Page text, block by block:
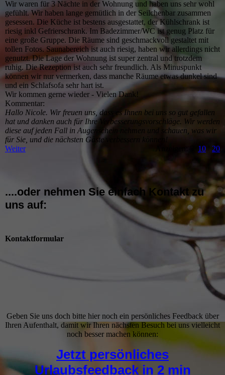
Wir waren für 3 Nächte in der Wohnung und haben uns sehr wohl
gefühlt. Wir haben lange gemütlich in der Seilchenbar zusammen
gesessen. Die Küche ist bestens ausgestattet, der Kühlschrank ist
riesig inkl Gefrierschrank. Im Badezimmer/WC ist genug Platz für
eine große Gruppe. Die Räume sind geschmackvoll gestaltet mit
tollen Fotos. Saunabereich ist auch riesig, haben wir allerdings nicht
genutzt. Die Lage der Wohnung ist super zentral und trotzdem
ruhig. Die Rezeption ist auch sehr freundlich. Als Minuspunkt
können wir nur vermerken, dass manche Räume etwas dunkel sind
und ein Schlafsofa sehr hart ist.
Wir kommen gerne wieder - Vielen Dank!
Kommentar:
Hallo Nicole. Wir freuen uns, dass es Ihnen bei uns so gut gefallen
hat und danken auch für Ihre Verbesserungsvorschlä­ge.­ Wir werden
diese auf jeden Fall in Augenschein nehmen und schauen, was wir
für Sie, und die nächsten Gäste verbessern können!
Weiter
10 20
....oder nehmen Sie einfach Kontakt zu
uns auf:
Kontaktformular
Geben Sie uns doch bitte hier noch ein persönliches Feedback über
Ihren Aufenthalt, damit wir Ihren nächsten Besuch bei uns vielleicht
noch besser machen können:
Jetzt persönliches
Urlaubsfeedback in 2 min